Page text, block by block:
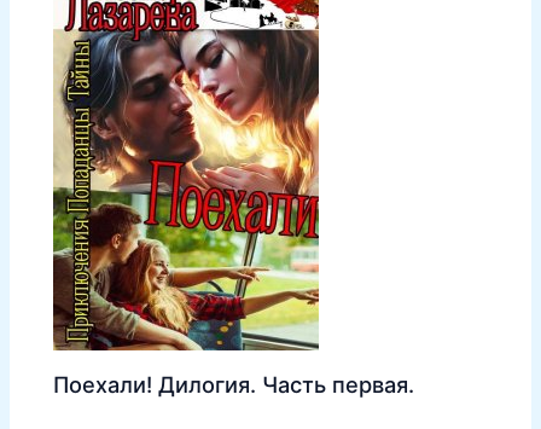
Поехали! Дилогия. Часть первая.